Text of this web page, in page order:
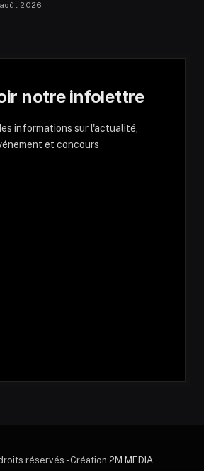
2026
notre infolettre
informations sur l'actualité,
et concours
réservés - Création 2M MEDIA